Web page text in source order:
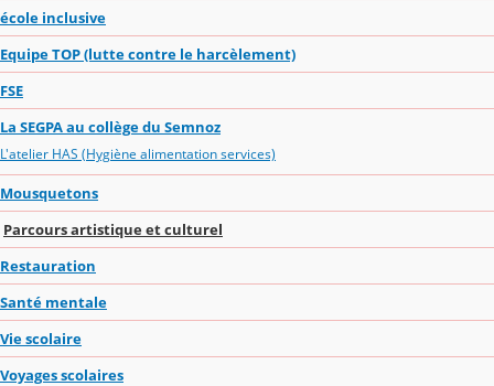
école inclusive
Equipe TOP (lutte contre le harcèlement)
FSE
La SEGPA au collège du Semnoz
L'atelier HAS (Hygiène alimentation services)
Mousquetons
Parcours artistique et culturel
Restauration
Santé mentale
Vie scolaire
Voyages scolaires